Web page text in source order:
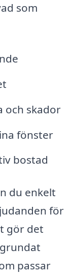
som
och skador
fönster
bostad
du enkelt
för
gör det
passar